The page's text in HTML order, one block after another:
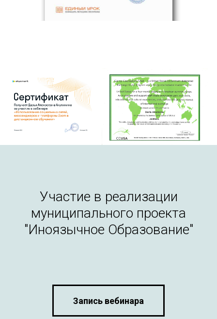
Участие в реализации
муниципального проекта
"Иноязычное Образование"
Запись вебинара